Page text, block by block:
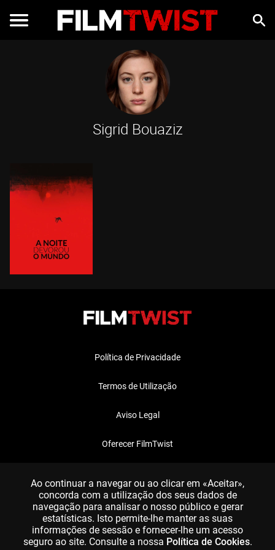
Sigrid Bouaziz
Política de Privacidade
Termos de Utilização
Aviso Legal
Oferecer FilmTwist
Ao continuar a navegar ou ao clicar em «Aceitar»,
concorda com a utilização dos seus dados de
navegação para analisar o nosso público e gerar
estatísticas. Isto permite-lhe manter as suas
informações de sessão e fornecer-lhe um acesso
seguro ao site. Consulte a nossa Política de Cookies.